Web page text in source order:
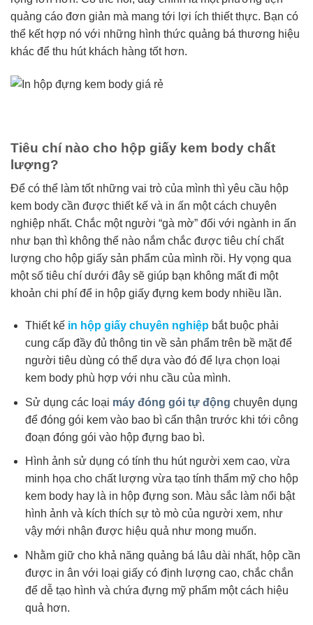
quảng cáo đơn giản mà mang tới lợi ích thiết thực. Bạn có
thể kết hợp nó với những hình thức quảng bá thương hiệu
khác để thu hút khách hàng tốt hơn.
Tiêu chí nào cho hộp giấy kem body chất
lượng?
Để có thể làm tốt những vai trò của mình thì yêu cầu hộp
kem body cần được thiết kế và in ấn một cách chuyên
nghiệp nhất. Chắc một người “gà mờ” đối với ngành in ấn
như bạn thì không thể nào nắm chắc được tiêu chí chất
lượng cho hộp giấy sản phẩm của mình rồi. Hy vọng qua
một số tiêu chí dưới đây sẽ giúp bạn không mất đi một
khoản chi phí để in hộp giấy đựng kem body nhiều lần.
Thiết kế in hộp giấy chuyên nghiệpbắt buộc phải
cung cấp đầy đủ thông tin về sản phẩm trên bề mặt để
người tiêu dùng có thể dựa vào đó để lựa chọn loại
kem body phù hợp với nhu cầu của mình.
Sử dụng các loại máy đóng gói tự động chuyên dụng
để đóng gói kem vào bao bì cẩn thận trước khi tới công
đoạn đóng gói vào hộp đựng bao bì.
Hình ảnh sử dụng có tính thu hút người xem cao, vừa
minh họa cho chất lượng vừa tạo tính thẩm mỹ cho hộp
kem body hay là in hộp đựng son. Màu sắc làm nổi bật
hình ảnh và kích thích sự tò mò của người xem, như
vậy mới nhận được hiệu quả như mong muốn.
Nhằm giữ cho khả năng quảng bá lâu dài nhất, hộp cần
được in ân với loại giấy có định lượng cao, chắc chắn
để dễ tạo hình và chứa đựng mỹ phẩm một cách hiệu
quả hơn.